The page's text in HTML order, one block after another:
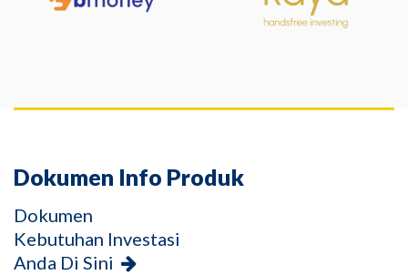
Dokumen Info Produk
Dokumen
Kebutuhan Investasi
Anda Di Sini